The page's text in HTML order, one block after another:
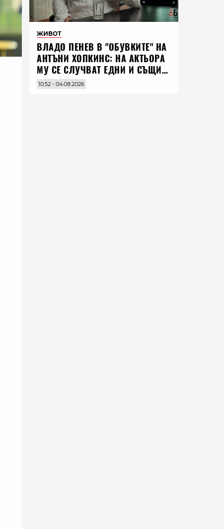
ЖИВОТ
ВЛАДO ПЕНЕВ В "ОБУВКИТЕ" НА
АНТЪНИ ХОПКИНС: НА АКТЬОРА
МУ СЕ СЛУЧВАТ ЕДНИ И СЪЩИ
НЕЩА ПО ЦЕЛИЯ СВЯТ
10:52 - 04.08.2026